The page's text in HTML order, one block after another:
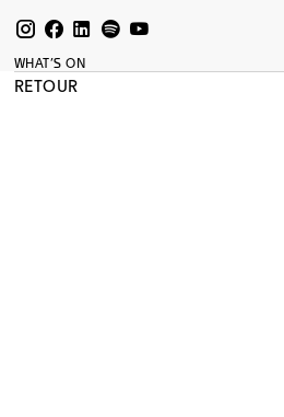
RETOUR
WHAT’S ON
EXPOSITIONS
COLLECTION